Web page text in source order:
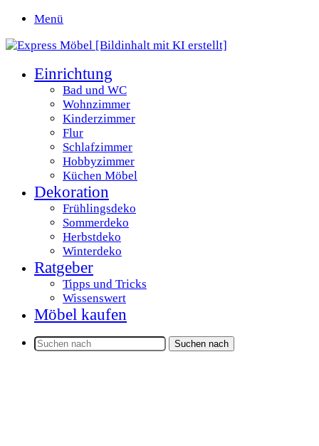
Menü
Einrichtung
Bad und WC
Wohnzimmer
Kinderzimmer
Flur
Schlafzimmer
Hobbyzimmer
Küchen Möbel
Dekoration
Frühlingsdeko
Sommerdeko
Herbstdeko
Winterdeko
Ratgeber
Tipps und Tricks
Wissenswert
Möbel kaufen
Suchen nach